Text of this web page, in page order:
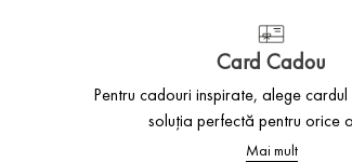
Card Cadou
Pentru cadouri inspirate, alege
soluția perfectă pentru orice
Mai mult